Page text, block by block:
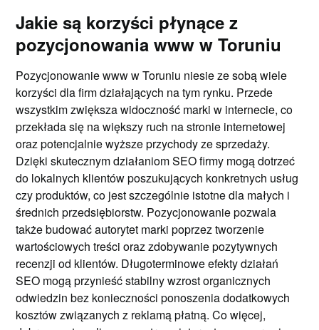
Jakie są korzyści płynące z
pozycjonowania www w Toruniu
Pozycjonowanie www w Toruniu niesie ze sobą wiele
korzyści dla firm działających na tym rynku. Przede
wszystkim zwiększa widoczność marki w internecie, co
przekłada się na większy ruch na stronie internetowej
oraz potencjalnie wyższe przychody ze sprzedaży.
Dzięki skutecznym działaniom SEO firmy mogą dotrzeć
do lokalnych klientów poszukujących konkretnych usług
czy produktów, co jest szczególnie istotne dla małych i
średnich przedsiębiorstw. Pozycjonowanie pozwala
także budować autorytet marki poprzez tworzenie
wartościowych treści oraz zdobywanie pozytywnych
recenzji od klientów. Długoterminowe efekty działań
SEO mogą przynieść stabilny wzrost organicznych
odwiedzin bez konieczności ponoszenia dodatkowych
kosztów związanych z reklamą płatną. Co więcej,